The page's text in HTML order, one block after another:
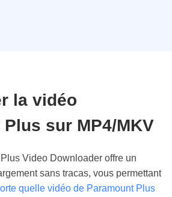
la vidéo
sur MP4/MKV
Video Downloader offre un
sans tracas, vous permettant
quelle vidéo de Paramount Plus